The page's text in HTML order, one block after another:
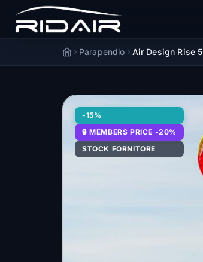
AccueilParapendio Air Design Rise 5
-15%
🔒 MEMBERS PRICE -20%
STOCK FORNITORE